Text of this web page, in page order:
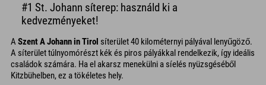
#1 St. Johann síterep: használd ki a
kedvezményeket!
ASzent A Johann in Tirol síterület 40 kilométernyi pályával lenyűgöző.
A síterület túlnyomórészt kék és piros pályákkal rendelkezik, így ideális
családok számára. Ha el akarsz menekülni a síelés nyüzsgéséből
Kitzbühelben, ez a tökéletes hely.